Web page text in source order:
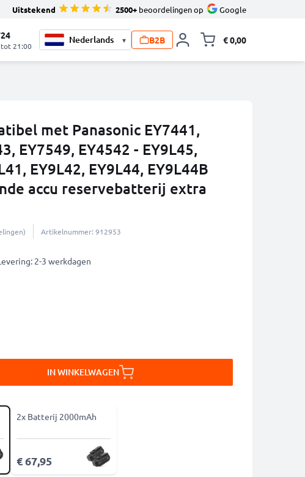
Uitstekend 2500+ beoordelingen op Google
tot 21:00
▾ B2B € 0,00
met Panasonic EY7441,
EY7549, EY4542 - EY9L45,
EY9L42, EY9L44, EY9L44B
accu reservebatterij extra
Artikelnummer: 912953
2-3 werkdagen
IN WINKELWAGEN
2x Batterij 2000mAh
€ 67,95